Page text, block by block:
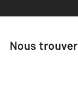
Nous trouver